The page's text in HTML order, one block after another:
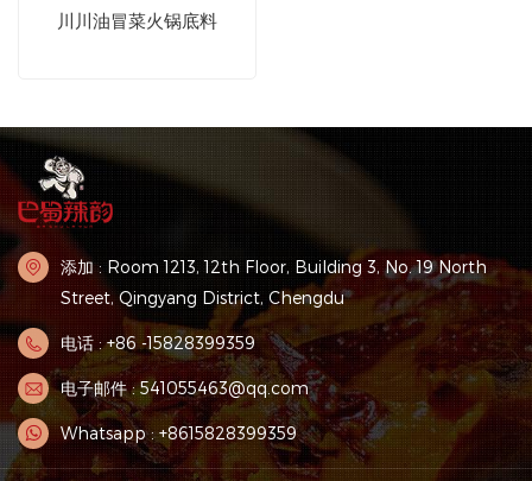
川川油冒菜火锅底料
添加 : Room 1213, 12th Floor, Building 3, No. 19 North
Street, Qingyang District, Chengdu
电话 : +86 -15828399359
电子邮件 : 541055463@qq.com
Whatsapp : +8615828399359